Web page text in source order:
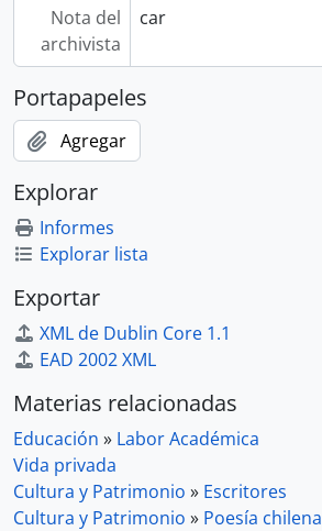
Nota del
archivista
car
Portapapeles
Agregar
Explorar
Informes
Explorar lista
Exportar
XML de Dublin Core 1.1
EAD 2002 XML
Materias relacionadas
Educación » Labor Académica
Vida privada
Cultura y Patrimonio » Escritores
Cultura y Patrimonio » Poesía chilena